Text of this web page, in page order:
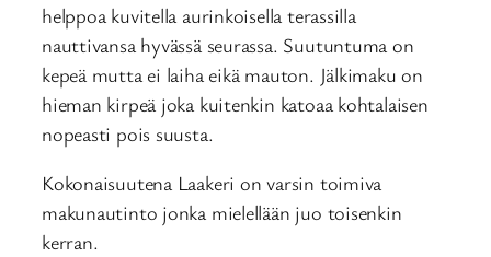
helppoa kuvitella aurinkoisella terassilla
nauttivansa hyvässä seurassa. Suutuntuma on
kepeä mutta ei laiha eikä mauton. Jälkimaku on
hieman kirpeä joka kuitenkin katoaa kohtalaisen
nopeasti pois suusta.
Kokonaisuutena Laakeri on varsin toimiva
makunautinto jonka mielellään juo toisenkin
kerran.